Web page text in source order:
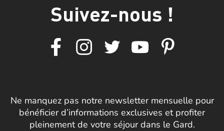
Suivez-nous !
Ne manquez pas notre newsletter mensuelle pour
bénéficier d’informations exclusives et profiter
pleinement de votre séjour dans le Gard.